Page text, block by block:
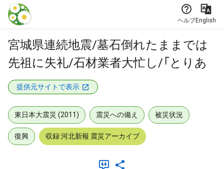
本文に飛ぶ
ヘルプEnglish
宮城県連続地震/墓石倒れたままでは
先祖に失礼/石材業者大忙し/「とりあ
提供元サイトで表示
東日本大震災 (2011) 震災への備え 被災状況
復興 収録:河北新報 震災アーカイブ